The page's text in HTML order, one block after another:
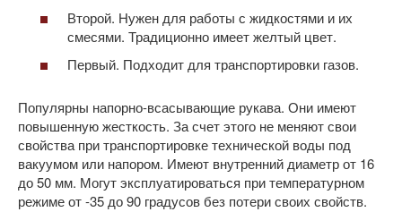
Второй. Нужен для работы с жидкостями и их
смесями. Традиционно имеет желтый цвет.
Первый. Подходит для транспортировки газов.
Популярны напорно-всасывающие рукава. Они имеют
повышенную жесткость. За счет этого не меняют свои
свойства при транспортировке технической воды под
вакуумом или напором. Имеют внутренний диаметр от 16
до 50 мм. Могут эксплуатироваться при температурном
режиме от -35 до 90 градусов без потери своих свойств.